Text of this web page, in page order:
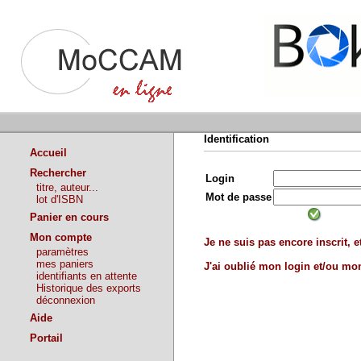
Accueil
Rechercher
titre, auteur...
lot d'ISBN
Panier en cours
Mon compte
paramètres
mes paniers
identifiants en attente
Historique des exports
déconnexion
Aide
Portail
Identification
Login
Mot de passe
Je ne suis pas encore inscrit,
J'ai oublié mon login et/ou